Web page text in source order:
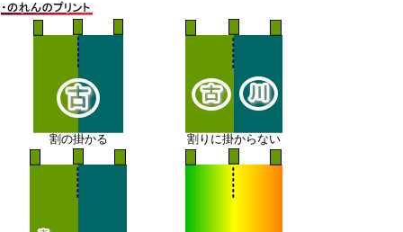
割の掛かる 割りに掛からない